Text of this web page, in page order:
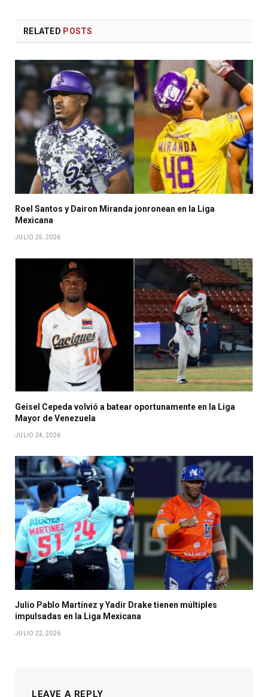
RELATED POSTS
Roel Santos y Dairon Miranda jonronean en la Liga
Mexicana
JULIO 25, 2026
Geisel Cepeda volvió a batear oportunamente en la Liga
Mayor de Venezuela
JULIO 24, 2026
Julio Pablo Martínez y Yadir Drake tienen múltiples
impulsadas en la Liga Mexicana
JULIO 22, 2026
LEAVE A REPLY